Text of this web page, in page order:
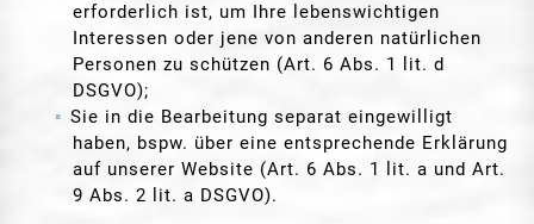
erforderlich ist, um Ihre lebenswichtigen
Interessen oder jene von anderen natürlichen
Personen zu schützen (Art. 6 Abs. 1 lit. d
DSGVO);
Sie in die Bearbeitung separat eingewilligt
haben, bspw. über eine entsprechende Erklärung
auf unserer Website (Art. 6 Abs. 1 lit. a und Art.
9 Abs. 2 lit. a DSGVO).